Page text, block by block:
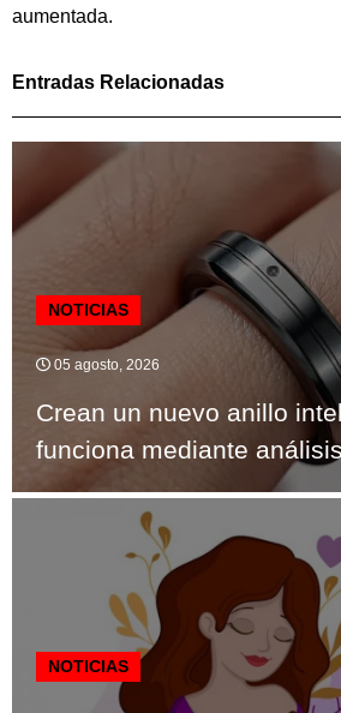
aumentada.
Entradas Relacionadas
NOTICIAS
05 agosto, 2026
Crean un nuevo anillo
funciona mediante
NOTICIAS